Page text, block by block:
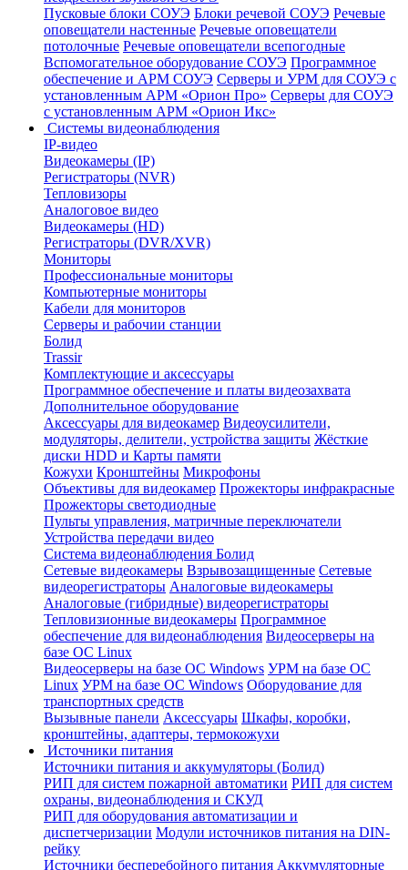
Пусковые блоки СОУЭ Блоки речевой СОУЭ Речевые
оповещатели настенные Речевые оповещатели
потолочные Речевые оповещатели всепогодные
Вспомогательное оборудование СОУЭ Программное
обеспечение и АРМ СОУЭ Серверы и УРМ для СОУЭ с
установленным АРМ «Орион Про» Серверы для СОУЭ
с установленным АРМ «Орион Икс»
Системы видеонаблюдения
IP-видео
Видеокамеры (IP)
Регистраторы (NVR)
Тепловизоры
Аналоговое видео
Видеокамеры (HD)
Регистраторы (DVR/XVR)
Мониторы
Профессиональные мониторы
Компьютерные мониторы
Кабели для мониторов
Серверы и рабочии станции
Болид
Trassir
Комплектующие и аксессуары
Программное обеспечение и платы видеозахвата
Дополнительное оборудование
Аксессуары для видеокамер Видеоусилители,
модуляторы, делители, устройства защиты Жёсткие
диски HDD и Карты памяти
Кожухи Кронштейны Микрофоны
Объективы для видеокамер Прожекторы инфракрасные
Прожекторы светодиодные
Пульты управления, матричные переключатели
Устройства передачи видео
Система видеонаблюдения Болид
Сетевые видеокамеры Взрывозащищенные Сетевые
видеорегистраторы Аналоговые видеокамеры
Аналоговые (гибридные) видеорегистраторы
Тепловизионные видеокамеры Программное
обеспечение для видеонаблюдения Видеосерверы на
базе ОС Linux
Видеосерверы на базе ОС Windows УРМ на базе ОС
Linux УРМ на базе ОС Windows Оборудование для
транспортных средств
Вызывные панели Аксессуары Шкафы, коробки,
кронштейны, адаптеры, термокожухи
Источники питания
Источники питания и аккумуляторы (Болид)
РИП для систем пожарной автоматики РИП для систем
охраны, видеонаблюдения и СКУД
РИП для оборудования автоматизации и
диспетчеризации Модули источников питания на DIN-
рейку
Источники бесперебойного питания Аккумуляторные